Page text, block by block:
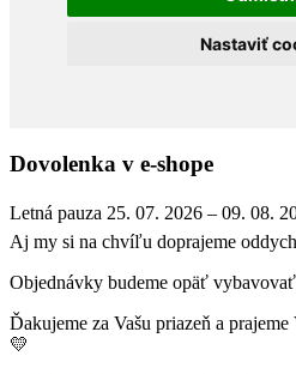
Nastaviť
Dovolenka v e-shope
Letná pauza 25. 07. 2026 – 09. 08.
Aj my si na chvíľu doprajeme
Objednávky budeme opäť
Ďakujeme za Vašu priazeň a
💛